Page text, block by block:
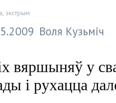
экстрым
Воля Кузьміч
вяршыняў у
і рухацца